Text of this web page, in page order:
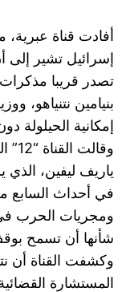
أفادت قناة عبرية،
إسرائيل تشير إلى
تصدر قريبا
بنيامين نتنياهو،
إمكانية الحيلولة
ياريف ليفين،
ومجريات الحرب
شأنها أن تسمح
وكشفت القناة أن
المستشارة